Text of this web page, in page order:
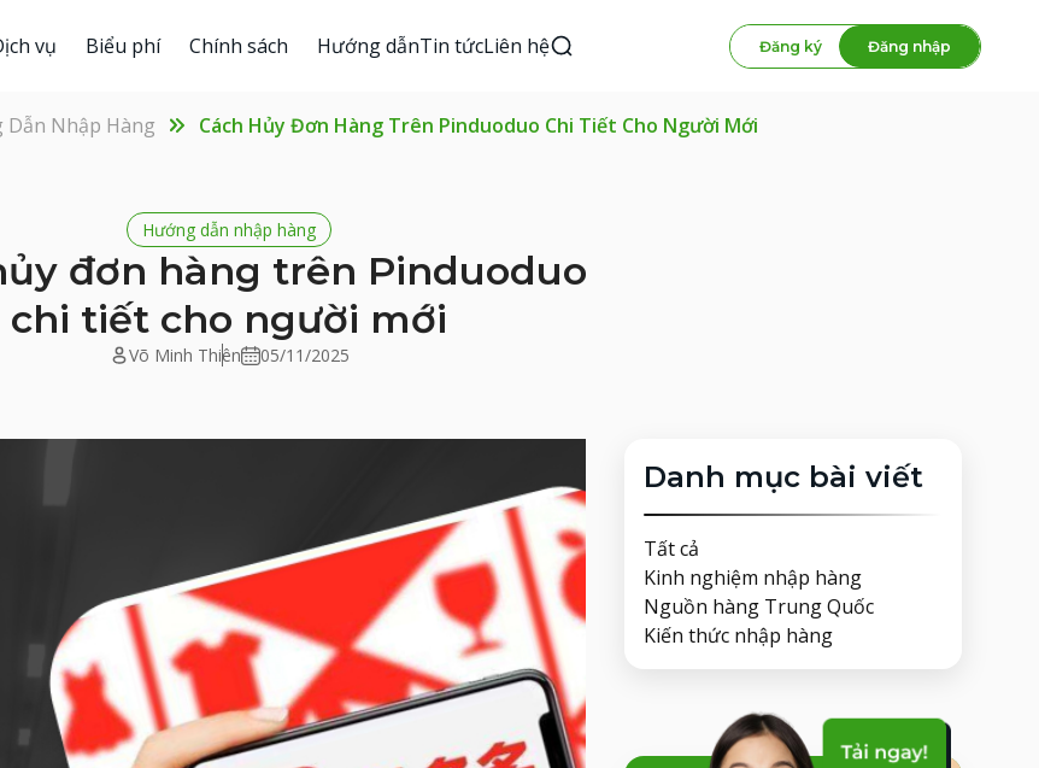
vụ Biểu phí Chính sách Hướng dẫnTin tứcLiên hệ Đăng ký Đăng nhập
Dẫn Nhập Hàng Cách Hủy Đơn Hàng Trên Pinduoduo Chi Tiết Cho Người Mới
Hướng dẫn nhập hàng
đơn hàng trên Pinduoduo
chi tiết cho người mới
Võ Minh Thiên 05/11/2025
Danh mục bài viết
Tất cả
Kinh nghiệm nhập hàng
Nguồn hàng Trung Quốc
Kiến thức nhập hàng